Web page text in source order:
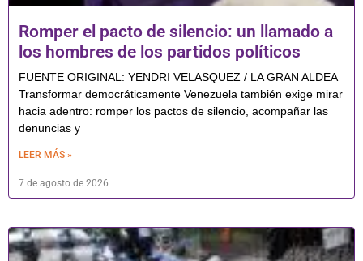
Romper el pacto de silencio: un llamado a
los hombres de los partidos políticos
FUENTE ORIGINAL: YENDRI VELASQUEZ / LA GRAN ALDEA
Transformar democráticamente Venezuela también exige mirar
hacia adentro: romper los pactos de silencio, acompañar las
denuncias y
LEER MÁS »
7 de agosto de 2026